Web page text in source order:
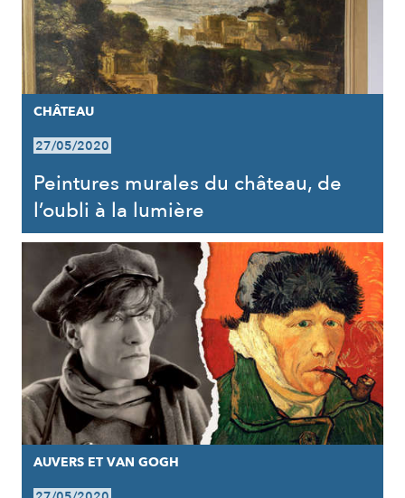
CHÂTEAU
27/05/2020
Peintures murales du château, de
l’oubli à la lumière
AUVERS ET VAN GOGH